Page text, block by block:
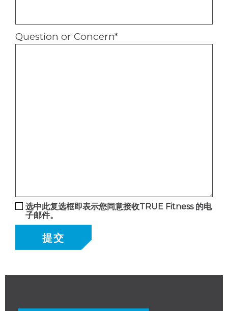
Question or Concern*
选中此复选框即表示您同意接收TRUE Fitness 的电
子邮件。
提交